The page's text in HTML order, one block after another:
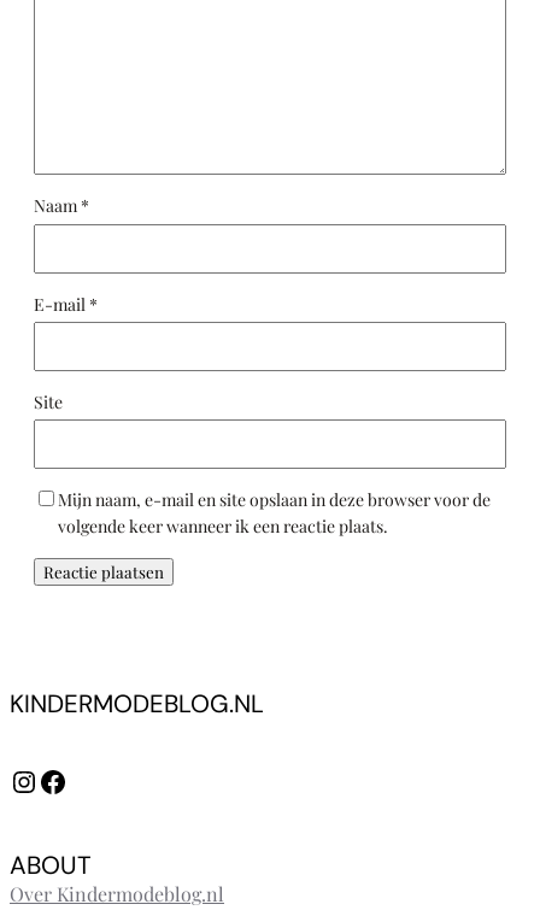
Naam *
E-mail *
Site
Mijn naam, e-mail en site opslaan in deze browser voor de
volgende keer wanneer ik een reactie plaats.
KINDERMODEBLOG.NL
InstagramFacebook
ABOUT
Over Kindermodeblog.nl